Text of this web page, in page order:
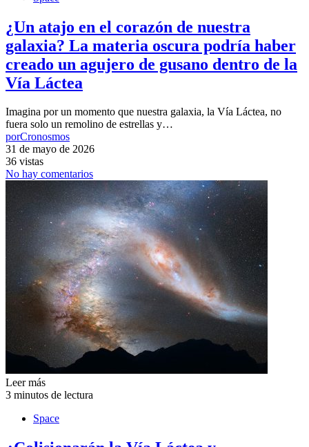
¿Un atajo en el corazón de nuestra
galaxia? La materia oscura podría haber
creado un agujero de gusano dentro de la
Vía Láctea
Imagina por un momento que nuestra galaxia, la Vía Láctea, no
fuera solo un remolino de estrellas y…
porCronosmos
31 de mayo de 2026
36 vistas
No hay comentarios
Leer más
3 minutos de lectura
Space